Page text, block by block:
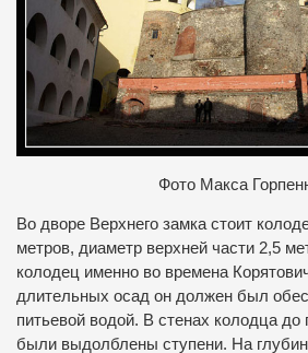
Фото Макса
Во дворе Верхнего замка стоит
метров, диаметр верхней части 2,5
колодец именно во времена
длительных осад он должен был
питьевой водой. В стенах колодца до
были выдолблены ступени. На